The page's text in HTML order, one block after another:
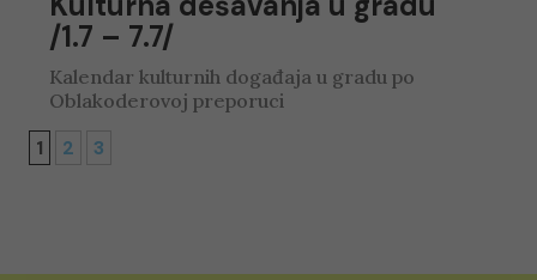
/1.7 – 7.7/
Kalendar kulturnih događaja u gradu po
Oblakoderovoj preporuci
1 2 3